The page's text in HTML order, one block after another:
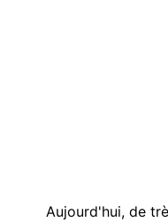
Aujourd'hui, de